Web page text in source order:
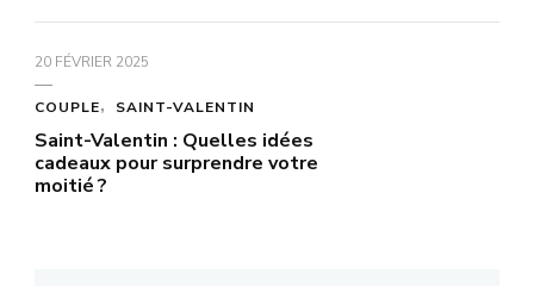
20 FÉVRIER 2025
COUPLE SAINT-VALENTIN
Saint-Valentin : Quelles idées
cadeaux pour surprendre votre
moitié ?